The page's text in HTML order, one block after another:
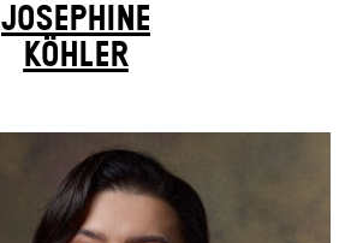
JOSEPHINE
KÖHLER